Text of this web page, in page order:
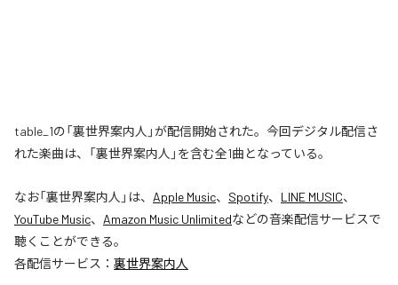
table_1の「裏世界案内人」が配信開始された。今回デジタル配信さ
れた楽曲は、「裏世界案内人」を含む全1曲となっている。
なお「裏世界案内人 」は、 Apple Music、 Spotify、 LINE MUSIC、
YouTube Music、 Amazon Music Unlimitedなどの音楽配信サービスで
聴くことができる。
各配信サービス： 裏世界案内人